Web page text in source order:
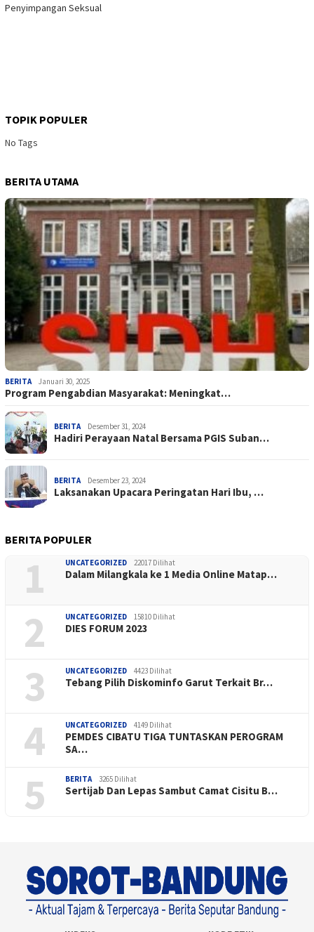
Penyimpangan Seksual
TOPIK POPULER
No Tags
BERITA UTAMA
BERITA Januari 30, 2025
Program Pengabdian Masyarakat: Meningkat…
BERITA Desember 31, 2024
Hadiri Perayaan Natal Bersama PGIS Suban…
BERITA Desember 23, 2024
Laksanakan Upacara Peringatan Hari Ibu, …
BERITA POPULER
1 UNCATEGORIZED 22017 Dilihat
Dalam Milangkala ke 1 Media Online Matap…
2 UNCATEGORIZED 15810 Dilihat
DIES FORUM 2023
3 UNCATEGORIZED 4423 Dilihat
Tebang Pilih Diskominfo Garut Terkait Br…
4 UNCATEGORIZED 4149 Dilihat
PEMDES CIBATU TIGA TUNTASKAN PEROGRAM
SA…
5 BERITA 3265 Dilihat
Sertijab Dan Lepas Sambut Camat Cisitu B…